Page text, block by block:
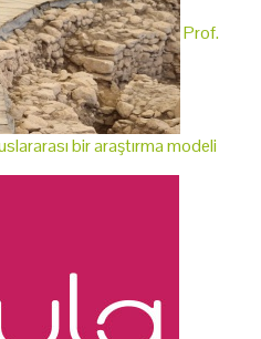
Prof.
bir araştırma modeli